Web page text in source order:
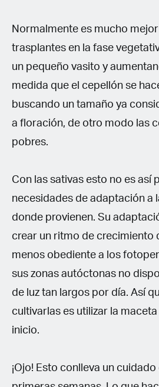
Normalmente es mucho
trasplantes en la fase
un pequeño vasito y
medida que el cepellón se
buscando un tamaño ya
a floración, de otro modo las
pobres.
Con las sativas esto no es así
necesidades de adaptación a
donde provienen. Su
crear un ritmo de crecimiento
menos obediente a los
sus zonas autóctonas no
de luz tan largos por día. Así
cultivarlas es utilizar la
inicio.
¡Ojo! Esto conlleva un